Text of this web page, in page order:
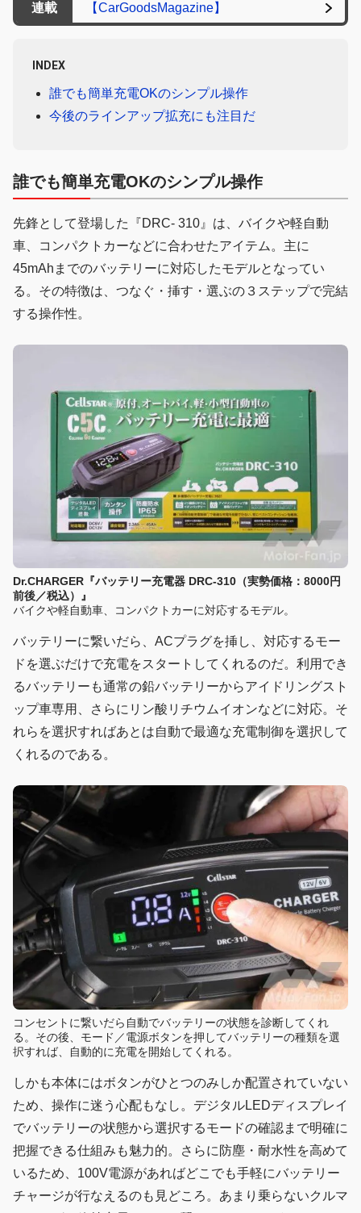
連載 【CarGoodsMagazine】
INDEX
誰でも簡単充電OKのシンプル操作
今後のラインアップ拡充にも注目だ
誰でも簡単充電OKのシンプル操作
先鋒として登場した『DRC- 310』は、バイクや軽自動
車、コンパクトカーなどに合わせたアイテム。主に
45mAhまでのバッテリーに対応したモデルとなってい
る。その特徴は、つなぐ・挿す・選ぶの３ステップで完結
する操作性。
Dr.CHARGER『バッテリー充電器 DRC-310（実勢価格：8000円
前後／税込）』
バイクや軽自動車、コンパクトカーに対応するモデル。
バッテリーに繋いだら、ACプラグを挿し、対応するモー
ドを選ぶだけで充電をスタートしてくれるのだ。利用でき
るバッテリーも通常の鉛バッテリーからアイドリングスト
ップ車専用、さらにリン酸リチウムイオンなどに対応。そ
れらを選択すればあとは自動で最適な充電制御を選択して
くれるのである。
コンセントに繋いだら自動でバッテリーの状態を診断してくれ
る。その後、モード／電源ボタンを押してバッテリーの種類を選
択すれば、自動的に充電を開始してくれる。
しかも本体にはボタンがひとつのみしか配置されていない
ため、操作に迷う心配もなし。デジタルLEDディスプレイ
でバッテリーの状態から選択するモードの確認まで明確に
把握できる仕組みも魅力的。さらに防塵・耐水性を高めて
いるため、100V電源があればどこでも手軽にバッテリー
チャージが行なえるのも見どころ。あまり乗らないクルマ